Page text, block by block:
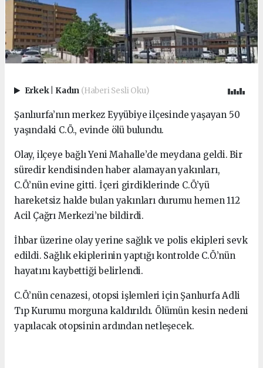
Erkek Kadın (Haberi Sesli Oku)
Şanlıurfa’nın merkez Eyyübiye ilçesinde yaşayan 50
yaşındaki C.Ö., evinde ölü bulundu.
Olay, ilçeye bağlı Yeni Mahalle’de meydana geldi. Bir
süredir kendisinden haber alamayan yakınları,
C.Ö.’nün evine gitti. İçeri girdiklerinde C.Ö.’yü
hareketsiz halde bulan yakınları durumu hemen 112
Acil Çağrı Merkezi’ne bildirdi.
İhbar üzerine olay yerine sağlık ve polis ekipleri sevk
edildi. Sağlık ekiplerinin yaptığı kontrolde C.Ö.’nün
hayatını kaybettiği belirlendi.
C.Ö.’nün cenazesi, otopsi işlemleri için Şanlıurfa Adli
Tıp Kurumu morguna kaldırıldı. Ölümün kesin nedeni
yapılacak otopsinin ardından netleşecek.